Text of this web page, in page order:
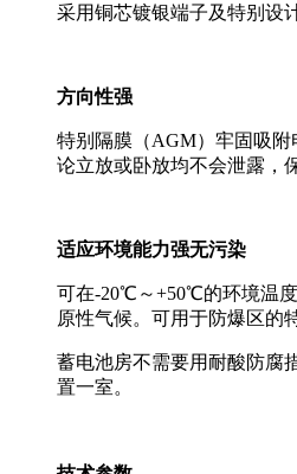
采用铜芯镀银端子及特别设
方向性强
特别隔膜（AGM）牢固吸
论立放或卧放均不会泄露，
适应环境能力强无污染
可在-20℃～+50℃的环境温
原性气候。可用于防爆区的
蓄电池房不需要用耐酸防腐
置一室。